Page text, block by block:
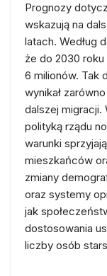
Prognozy
wskazują na
latach. Według
że do 2030
6 milionów. Tak
wynikał
dalszej migracji.
polityką rządu
warunki
mieszkańców
zmiany
oraz systemy
jak
dostosowania
liczby osób